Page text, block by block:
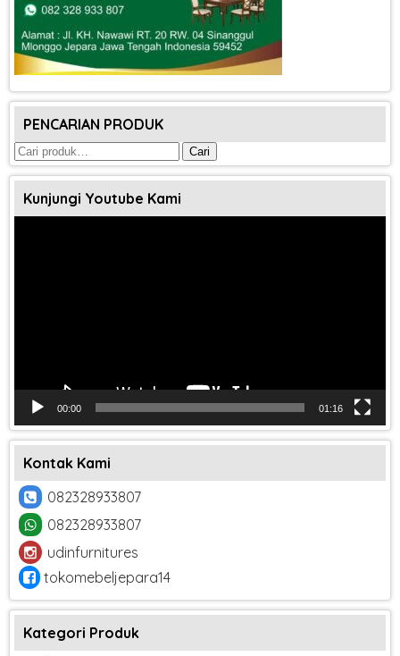
PENCARIAN PRODUK
Pencarian
untuk:
Cari
Kunjungi Youtube Kami
00:00 01:16
Kontak Kami
082328933807
082328933807
udinfurnitures
tokomebeljepara14
Kategori Produk